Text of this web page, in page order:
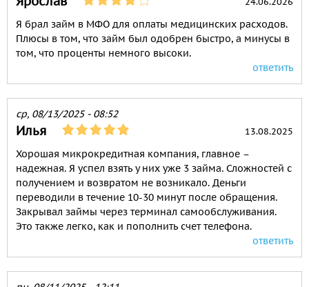
Я брал займ в МФО для оплаты медицинских расходов.
Плюсы в том, что займ был одобрен быстро, а минусы в
том, что проценты немного высоки.
ответить
ср, 08/13/2025 - 08:52
Илья 13.08.2025
Хорошая микрокредитная компания, главное –
надежная. Я успел взять у них уже 3 займа. Сложностей с
получением и возвратом не возникало. Деньги
переводили в течение 10-30 минут после обращения.
Закрывал займы через терминал самообслуживания.
Это также легко, как и пополнить счет телефона.
ответить